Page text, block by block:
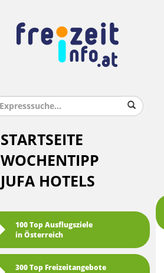
STARTSEITE
WOCHENTIPP
JUFA HOTELS
100 Top Ausflugsziele
in Österreich
300 Top Freizeitangebote